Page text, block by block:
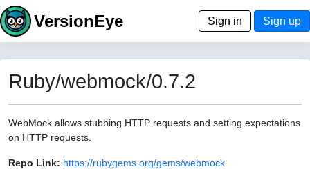
VersionEye Sign in Sign up
Ruby/webmock/0.7.2
WebMock allows stubbing HTTP requests and setting expectations
on HTTP requests.
Repo Link: https://rubygems.org/gems/webmock